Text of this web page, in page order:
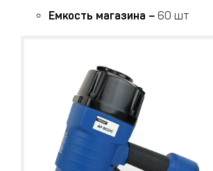
Емкость магазина – 60 шт